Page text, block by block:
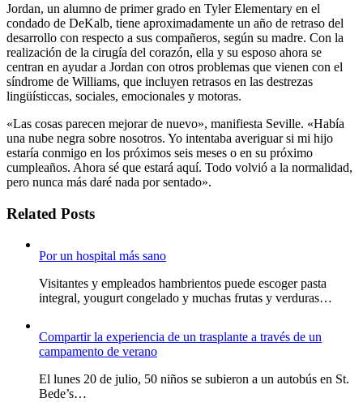
Jordan, un alumno de primer grado en Tyler Elementary en el
condado de DeKalb, tiene aproximadamente un año de retraso del
desarrollo con respecto a sus compañeros, según su madre. Con la
realización de la cirugía del corazón, ella y su esposo ahora se
centran en ayudar a Jordan con otros problemas que vienen con el
síndrome de Williams, que incluyen retrasos en las destrezas
lingüísticcas, sociales, emocionales y motoras.
«Las cosas parecen mejorar de nuevo», manifiesta Seville. «Había
una nube negra sobre nosotros. Yo intentaba averiguar si mi hijo
estaría conmigo en los próximos seis meses o en su próximo
cumpleaños. Ahora sé que estará aquí. Todo volvió a la normalidad,
pero nunca más daré nada por sentado».
Related Posts
Por un hospital más sano
Visitantes y empleados hambrientos puede escoger pasta
integral, yougurt congelado y muchas frutas y verduras…
Compartir la experiencia de un trasplante a través de un
campamento de verano
El lunes 20 de julio, 50 niños se subieron a un autobús en St.
Bede’s…